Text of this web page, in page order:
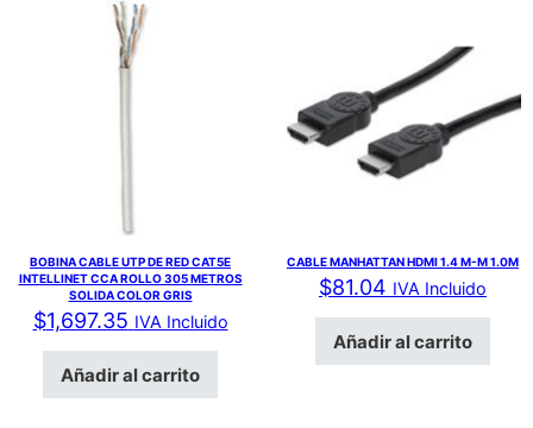
BOBINA CABLE UTP DE RED CAT5E
INTELLINET CCA ROLLO 305 METROS
SOLIDA COLOR GRIS
$1,697.35 IVA Incluido
Añadir al carrito
CABLE MANHATTAN HDMI 1.4 M-M 1.0M
$81.04 IVA Incluido
Añadir al carrito